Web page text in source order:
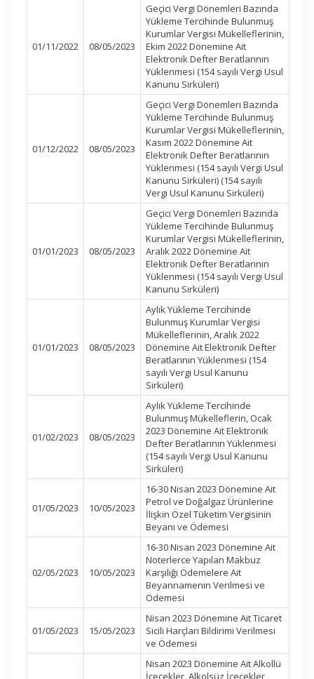
01/11/2022 08/05/2023
Geçici Vergi Dönemleri Bazında
Yükleme Tercihinde Bulunmuş
Kurumlar Vergisi Mükelleflerinin,
Ekim 2022 Dönemine Ait
Elektronik Defter Beratlarının
Yüklenmesi (154 sayılı Vergi Usul
Kanunu Sirküleri)
01/12/2022 08/05/2023
Geçici Vergi Dönemleri Bazında
Yükleme Tercihinde Bulunmuş
Kurumlar Vergisi Mükelleflerinin,
Kasım 2022 Dönemine Ait
Elektronik Defter Beratlarının
Yüklenmesi (154 sayılı Vergi Usul
Kanunu Sirküleri) (154 sayılı
Vergi Usul Kanunu Sirküleri)
01/01/2023 08/05/2023
Geçici Vergi Dönemleri Bazında
Yükleme Tercihinde Bulunmuş
Kurumlar Vergisi Mükelleflerinin,
Aralık 2022 Dönemine Ait
Elektronik Defter Beratlarının
Yüklenmesi (154 sayılı Vergi Usul
Kanunu Sirküleri)
01/01/2023 08/05/2023
Aylık Yükleme Tercihinde
Bulunmuş Kurumlar Vergisi
Mükelleflerinin, Aralık 2022
Dönemine Ait Elektronik Defter
Beratlarının Yüklenmesi (154
sayılı Vergi Usul Kanunu
Sirküleri)
01/02/2023 08/05/2023
Aylık Yükleme Tercihinde
Bulunmuş Mükelleflerin, Ocak
2023 Dönemine Ait Elektronik
Defter Beratlarının Yüklenmesi
(154 sayılı Vergi Usul Kanunu
Sirküleri)
01/05/2023 10/05/2023
16-30 Nisan 2023 Dönemine Ait
Petrol ve Doğalgaz Ürünlerine
İlişkin Özel Tüketim Vergisinin
Beyanı ve Ödemesi
02/05/2023 10/05/2023
16-30 Nisan 2023 Dönemine Ait
Noterlerce Yapılan Makbuz
Karşılığı Ödemelere Ait
Beyannamenin Verilmesi ve
Ödemesi
01/05/2023 15/05/2023
Nisan 2023 Dönemine Ait Ticaret
Sicili Harçları Bildirimi Verilmesi
ve Ödemesi
Nisan 2023 Dönemine Ait Alkollü
İçecekler, Alkolsüz İçecekler,